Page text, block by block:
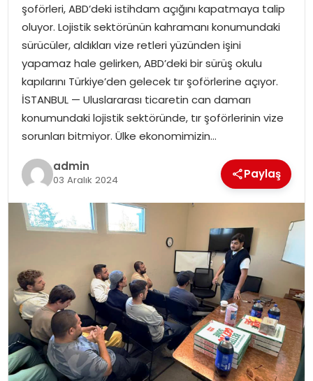
YAŞAM
SAĞLIK
SOSYAL HABER
şoförleri, ABD’deki istihdam açığını kapatmaya talip
oluyor. Lojistik sektörünün kahramanı konumundaki
sürücüler, aldıkları vize retleri yüzünden işini
yapamaz hale gelirken, ABD’deki bir sürüş okulu
kapılarını Türkiye’den gelecek tır şoförlerine açıyor.
İSTANBUL — Uluslararası ticaretin can damarı
konumundaki lojistik sektöründe, tır şoförlerinin vize
sorunları bitmiyor. Ülke ekonomimizin…
admin
03 Aralık 2024 Paylaş